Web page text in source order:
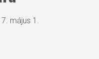
május 1.